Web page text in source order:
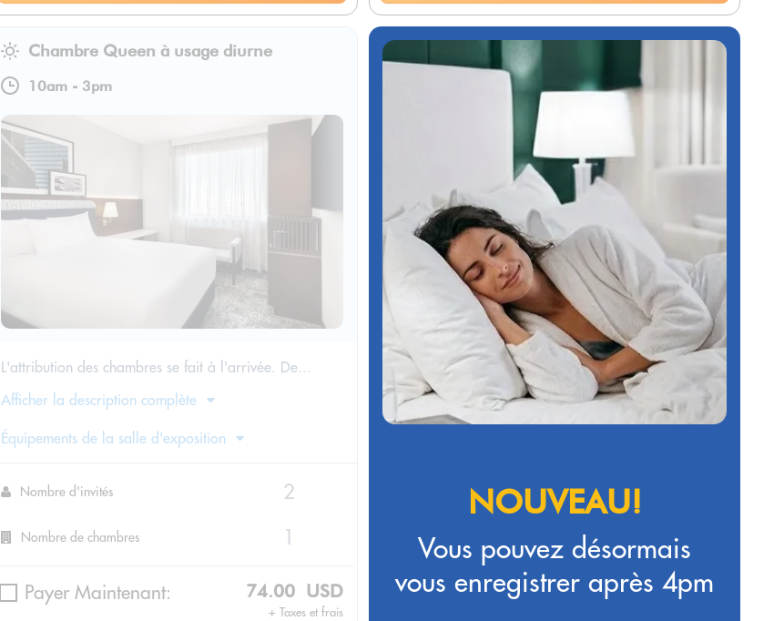
Chambre Queen à usage diurne
10am - 3pm
L'attribution des chambres se fait à l'arrivée. De...
Afficher la description complète
Équipements de la salle d'exposition
Nombre d'invités
Nombre de chambres
Payer Maintenant: 74.00 USD
+ Taxes et frais
NOUVEAU!
Vous pouvez désormais
vous enregistrer après 4pm